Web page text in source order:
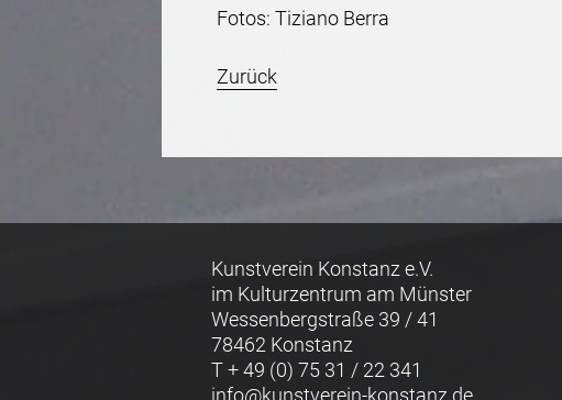
Fotos: Tiziano Berra
Zurück
Kunstverein Konstanz e.V.
im Kulturzentrum am Münster
Wessenbergstraße 39 / 41
78462 Konstanz
T + 49 (0) 75 31 / 22 341
info@kunstverein-konstanz.de